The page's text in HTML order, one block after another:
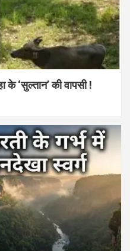
के ‘सुल्तान’ की वापसी !